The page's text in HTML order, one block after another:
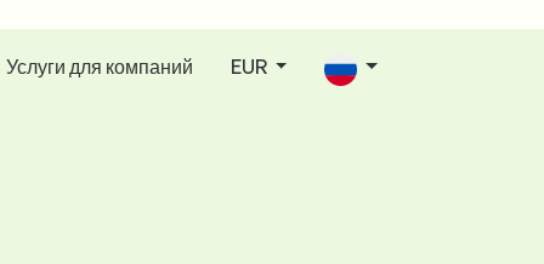
Услуги для компаний EUR